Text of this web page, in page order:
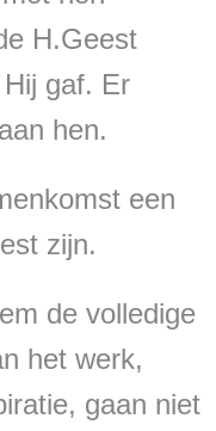
H.Geest
gaf. Er
hen.
een
zijn.
de volledige
het werk,
gaan niet